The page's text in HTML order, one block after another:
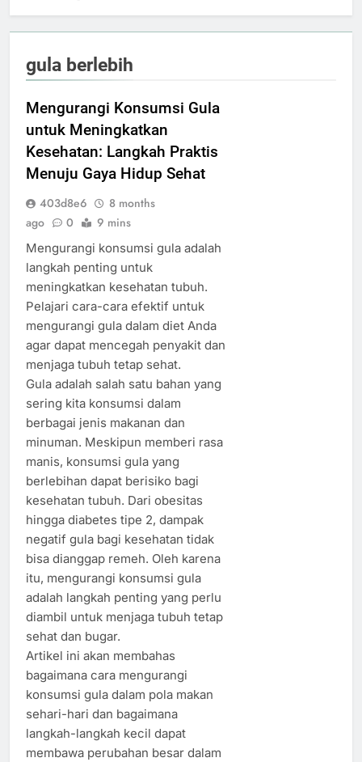
gula berlebih
Mengurangi Konsumsi Gula
untuk Meningkatkan
Kesehatan: Langkah Praktis
Menuju Gaya Hidup Sehat
403d8e6
8 months
ago
0 9 mins
Mengurangi konsumsi gula adalah
langkah penting untuk
meningkatkan kesehatan tubuh.
Pelajari cara-cara efektif untuk
mengurangi gula dalam diet Anda
agar dapat mencegah penyakit dan
menjaga tubuh tetap sehat.
Gula adalah salah satu bahan yang
sering kita konsumsi dalam
berbagai jenis makanan dan
minuman. Meskipun memberi rasa
manis, konsumsi gula yang
berlebihan dapat berisiko bagi
kesehatan tubuh. Dari obesitas
hingga diabetes tipe 2, dampak
negatif gula bagi kesehatan tidak
bisa dianggap remeh. Oleh karena
itu, mengurangi konsumsi gula
adalah langkah penting yang perlu
diambil untuk menjaga tubuh tetap
sehat dan bugar.
Artikel ini akan membahas
bagaimana cara mengurangi
konsumsi gula dalam pola makan
sehari-hari dan bagaimana
langkah-langkah kecil dapat
membawa perubahan besar dalam